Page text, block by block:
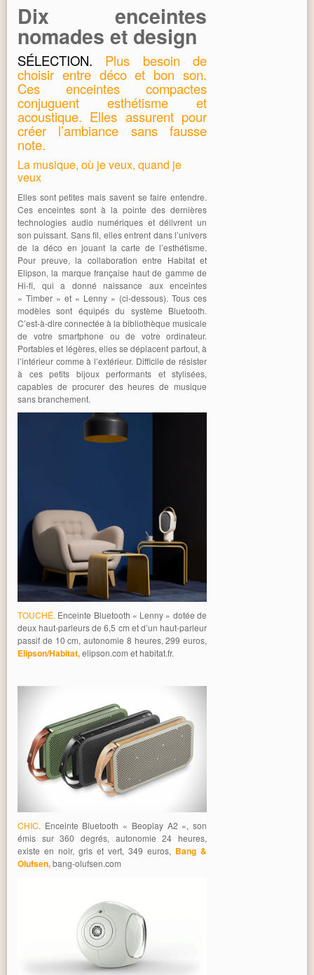
Dix enceintes
nomades et design
SÉLECTION. Plus besoin de
choisir entre déco et bon son.
Ces enceintes compactes
conjuguent esthétisme et
acoustique. Elles assurent pour
créer l’ambiance sans fausse
note.
La musique, où je veux, quand je
veux
Elles sont petites mais savent se faire entendre.
Ces enceintes sont à la pointe des dernières
technologies audio numériques et délivrent un
son puissant. Sans fil, elles entrent dans l’univers
de la déco en jouant la carte de l’esthétisme.
Pour preuve, la collaboration entre Habitat et
Elipson, la marque française haut de gamme de
Hi-fi, qui a donné naissance aux enceintes
« Timber » et « Lenny » (ci-dessous). Tous ces
modèles sont équipés du système Bluetooth.
C’est-à-dire connectée à la bibliothèque musicale
de votre smartphone ou de votre ordinateur.
Portables et légères, elles se déplacent partout, à
l’intérieur comme à l’extérieur. Difficile de résister
à ces petits bijoux performants et stylisées,
capables de procurer des heures de musique
sans branchement.
TOUCHÉ. Enceinte Bluetooth « Lenny » dotée de
deux haut-parleurs de 6,5 cm et d’un haut-parleur
passif de 10 cm, autonomie 8 heures, 299 euros,
Elipson/Habitat,elipson.com et habitat.fr.
CHIC. Enceinte Bluetooth « Beoplay A2 », son
émis sur 360 degrés, autonomie 24 heures,
existe en noir, gris et vert, 349 euros, Bang &
Olufsen,bang-olufsen.com